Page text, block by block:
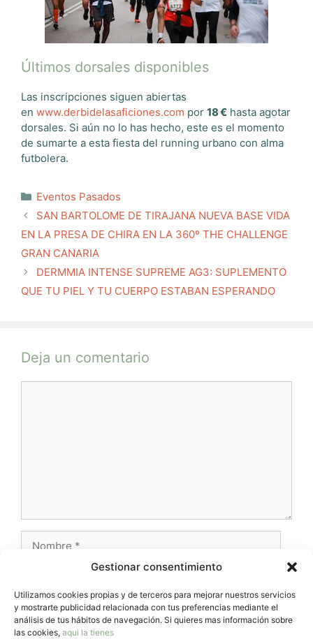
Gestionar consentimiento
Utilizamos cookies propias y de terceros para mejorar nuestros servicios
y mostrarte publicidad relacionada con tus preferencias mediante el
análisis de tus hábitos de navegación. Si quieres mas información sobre
las cookies, aqui la tienes
Últimos dorsales disponibles
Las inscripciones siguen abiertas
en www.derbidelasaficiones.com por 18 € hasta agotar
dorsales. Si aún no lo has hecho, este es el momento
de sumarte a esta fiesta del running urbano con alma
futbolera.
Categorías
Eventos Pasados
SAN BARTOLOME DE TIRAJANA NUEVA BASE VIDA
EN LA PRESA DE CHIRA EN LA 360º THE CHALLENGE
GRAN CANARIA
DERMMIA INTENSE SUPREME AG3: SUPLEMENTO
QUE TU PIEL Y TU CUERPO ESTABAN ESPERANDO
Deja un comentario
electrónico
Web